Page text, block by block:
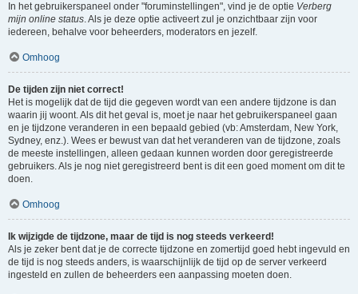
In het gebruikerspaneel onder "foruminstellingen", vind je de optie Verberg
mijn online status. Als je deze optie activeert zul je onzichtbaar zijn voor
iedereen, behalve voor beheerders, moderators en jezelf.
Omhoog
De tijden zijn niet correct!
Het is mogelijk dat de tijd die gegeven wordt van een andere tijdzone is dan
waarin jij woont. Als dit het geval is, moet je naar het gebruikerspaneel gaan
en je tijdzone veranderen in een bepaald gebied (vb: Amsterdam, New York,
Sydney, enz.). Wees er bewust van dat het veranderen van de tijdzone, zoals
de meeste instellingen, alleen gedaan kunnen worden door geregistreerde
gebruikers. Als je nog niet geregistreerd bent is dit een goed moment om dit te
doen.
Omhoog
Ik wijzigde de tijdzone, maar de tijd is nog steeds verkeerd!
Als je zeker bent dat je de correcte tijdzone en zomertijd goed hebt ingevuld en
de tijd is nog steeds anders, is waarschijnlijk de tijd op de server verkeerd
ingesteld en zullen de beheerders een aanpassing moeten doen.